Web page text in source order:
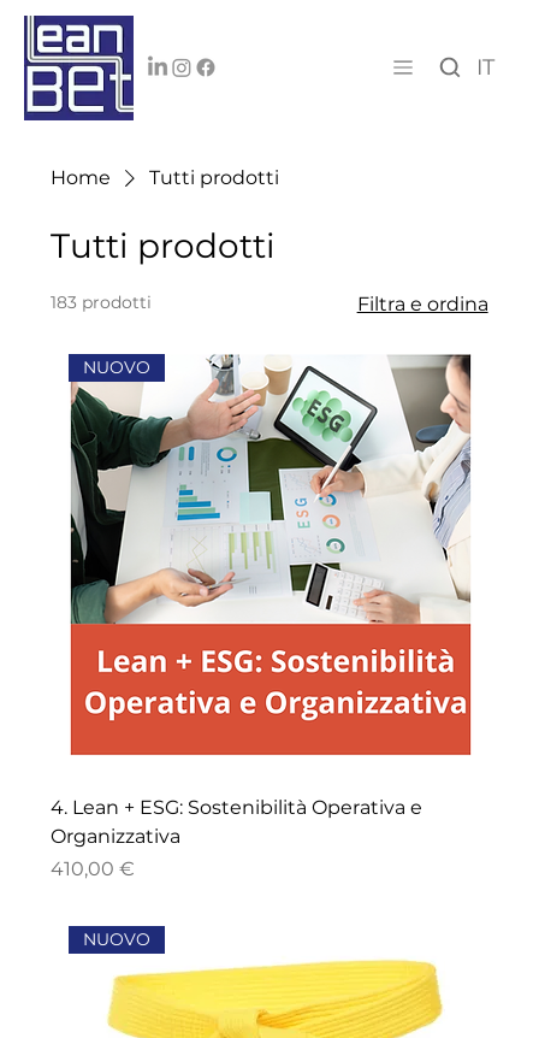
IT
Home Tutti prodotti
Tutti prodotti
183 prodotti Filtra e ordina
NUOVO
4. Lean + ESG: Sostenibilità Operativa e
Organizzativa
Prezzo
410,00 €
NUOVO